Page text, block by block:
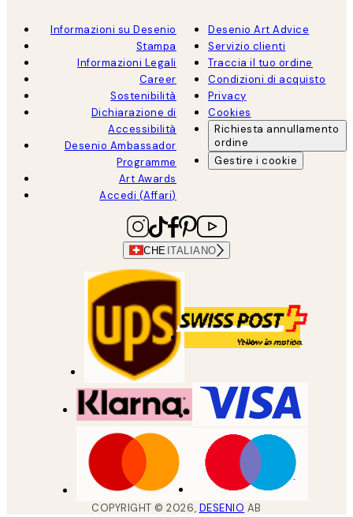
Informazioni su Desenio
Stampa
Informazioni Legali
Career
Sostenibilità
Dichiarazione di
Accessibilità
Desenio Ambassador
Programme
Art Awards
Accedi (Affari)
Desenio Art Advice
Servizio clienti
Traccia il tuo ordine
Condizioni di acquisto
Privacy
Cookies
Richiesta annullamento
ordine
Gestire i cookie
CHE ITALIANO
COPYRIGHT ©2026, DESENIO AB